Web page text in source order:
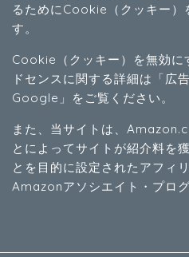
るためにCookie（クッキー）
す。
Cookie（クッキー）を無効
ドセンスに関する詳細は「広
Google 」をご覧ください。
また、当サイトは、
とによってサイトが紹介料を
とを目的に設定されたアフィ
Amazonアソシエイト・プロ